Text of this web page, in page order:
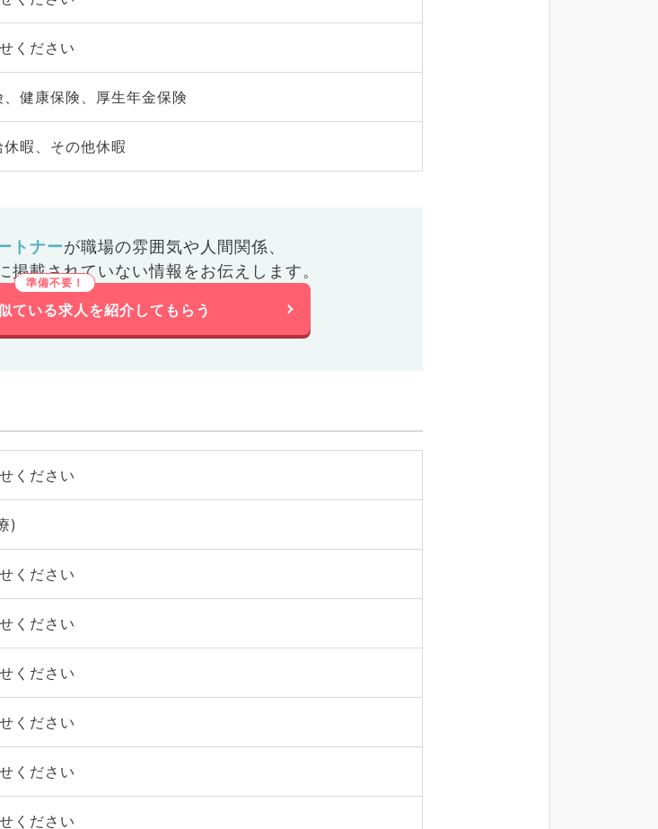
ください
健康保険、厚生年金保険
暇、その他休暇
トナーが職場の雰囲気や人間関係、
掲載されていない情報をお伝えします。
ている求人を紹介してもらう
ください
)
ください
ください
ください
ください
ください
ください